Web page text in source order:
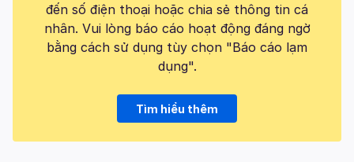
đến số điện thoại hoặc chia sẻ thông tin cá
nhân. Vui lòng báo cáo hoạt động đáng ngờ
bằng cách sử dụng tùy chọn "Báo cáo lạm
dụng".
Tìm hiểu thêm